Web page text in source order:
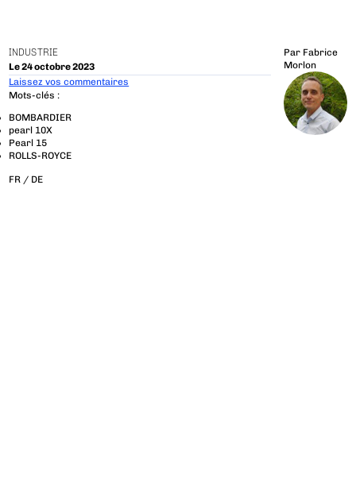
INDUSTRIE
Le 24 octobre 2023
Par Fabrice
Morlon
Laissez vos commentaires
Mots-clés :
BOMBARDIER
pearl 10X
Pearl 15
ROLLS-ROYCE
FR / DE